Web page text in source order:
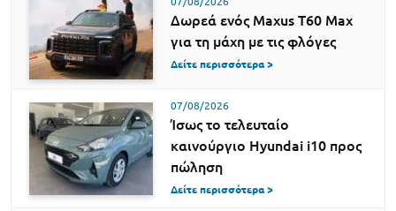
Δωρεά ενός Maxus T60 Max
για τη μάχη με τις φλόγες
Δείτε περισσότερα >
07/08/2026
Ίσως το τελευταίο
καινούργιο Hyundai i10 προς
πώληση
Δείτε περισσότερα >